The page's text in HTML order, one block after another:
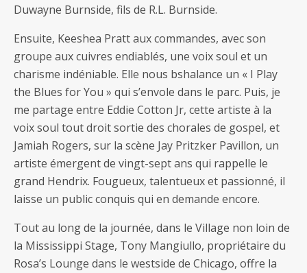
Duwayne Burnside, fils de R.L. Burnside.
Ensuite, Keeshea Pratt aux commandes, avec son
groupe aux cuivres endiablés, une voix soul et un
charisme indéniable. Elle nous bshalance un « I Play
the Blues for You » qui s’envole dans le parc. Puis, je
me partage entre Eddie Cotton Jr, cette artiste à la
voix soul tout droit sortie des chorales de gospel, et
Jamiah Rogers, sur la scène Jay Pritzker Pavillon, un
artiste émergent de vingt-sept ans qui rappelle le
grand Hendrix. Fougueux, talentueux et passionné, il
laisse un public conquis qui en demande encore.
Tout au long de la journée, dans le Village non loin de
la Mississippi Stage, Tony Mangiullo, propriétaire du
Rosa’s Lounge dans le westside de Chicago, offre la